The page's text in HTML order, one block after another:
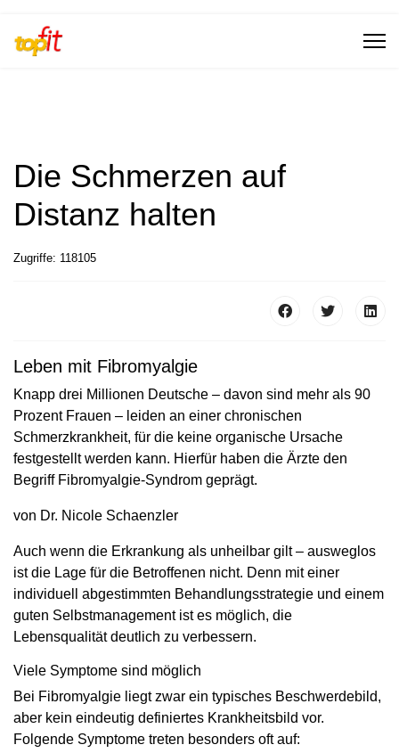
Die Schmerzen auf
Distanz halten
Zugriffe: 118105
Leben mit Fibromyalgie
Knapp drei Millionen Deutsche – davon sind mehr als 90
Prozent Frauen – leiden an einer chronischen
Schmerzkrankheit, für die keine organische Ursache
festgestellt werden kann. Hierfür haben die Ärzte den
Begriff Fibromyalgie-Syndrom geprägt.
von Dr. Nicole Schaenzler
Auch wenn die Erkrankung als unheilbar gilt – ausweglos
ist die Lage für die Betroffenen nicht. Denn mit einer
individuell abgestimmten Behandlungsstrategie und einem
guten Selbstmanagement ist es möglich, die
Lebensqualität deutlich zu verbessern.
Viele Symptome sind möglich
Bei Fibromyalgie liegt zwar ein typisches Beschwerdebild,
aber kein eindeutig definiertes Krankheitsbild vor.
Folgende Symptome treten besonders oft auf: